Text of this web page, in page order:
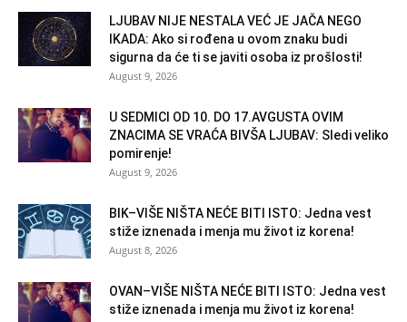
LJUBAV NIJE NESTALA VEĆ JE JAČA NEGO
IKADA: Ako si rođena u ovom znaku budi
sigurna da će ti se javiti osoba iz prošlosti!
August 9, 2026
U SEDMICI OD 10. DO 17.AVGUSTA OVIM
ZNACIMA SE VRAĆA BIVŠA LJUBAV: Sledi veliko
pomirenje!
August 9, 2026
BIK–VIŠE NIŠTA NEĆE BITI ISTO: Jedna vest
stiže iznenada i menja mu život iz korena!
August 8, 2026
OVAN–VIŠE NIŠTA NEĆE BITI ISTO: Jedna vest
stiže iznenada i menja mu život iz korena!